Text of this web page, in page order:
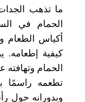
ما تذهب
الحمام في
أكياس الطعام
كيفية إطعامه.
الحمام
تطعمه راسمًا
وبدورانه حول